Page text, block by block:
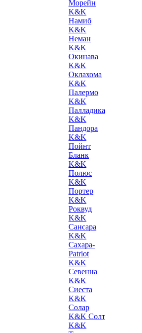
Морейн
K&K
Намиб
K&K
Неман
K&K
Окинава
K&K
Оклахома
K&K
Палермо
K&K
Палладика
K&K
Пандора
K&K
Пойнт
Бланк
K&K
Полюс
K&K
Портер
K&K
Роквуд
K&K
Сансара
K&K
Сахара-
Patriot
K&K
Севенна
K&K
Сиеста
K&K
Солар
K&K Солт
K&K